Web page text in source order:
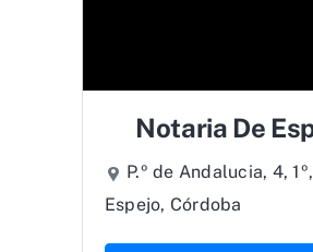
Notaria De
P.º de Andalucia, 4,
Espejo, Córdoba